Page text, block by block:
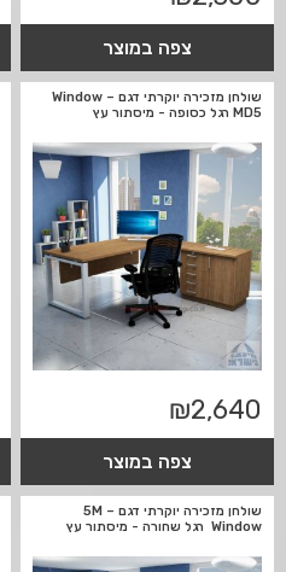
צפה במוצר
שולחן מזכירה יוקרתי דגם Window –
MD5 רגל כסופה - מיסתור עץ
₪2,640
צפה במוצר
שולחן מזכירה יוקרתי דגם 5M –
Window רגל שחורה - מיסתור עץ